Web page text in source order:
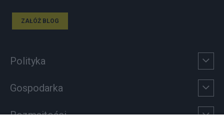
ZAŁÓŻ BLOG
Polityka
Gospodarka
Rozmaitości